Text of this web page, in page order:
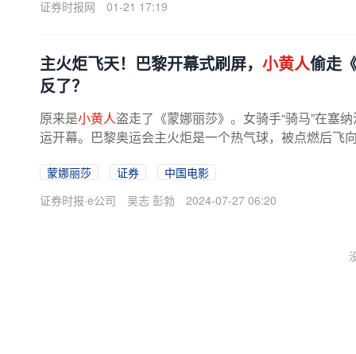
证券时报网
01-21 17:19
主火炬飞天！巴黎开幕式刷屏， 小黄人偷走
反了？
原来是小黄人盗走了《蒙娜丽莎》。女骑手“骑马”在塞
运开幕。巴黎奥运会主火炬是一个热气球，被点燃后飞
蒙娜丽莎 证券
中国电影
证券时报·e公司
吴志 彭勃 2024-07-27 06:20